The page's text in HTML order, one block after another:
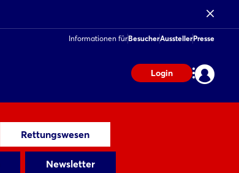
Informationen fürBesucherAusstellerPresse
Login
Rettungswesen
Newsletter